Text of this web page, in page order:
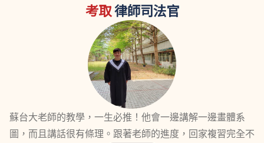
考取律師司法官
蘇台大老師的教學，一生必推！他會一邊講解一邊畫體系
圖，而且講話很有條理。跟著老師的進度，回家複習完全不